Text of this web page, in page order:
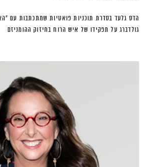
הדס גלעד בסדרת תוכניות פואטיות שמתכתבות עם
גולדברג על תפקידו של איש הרוח בחיזוק ההומניזם